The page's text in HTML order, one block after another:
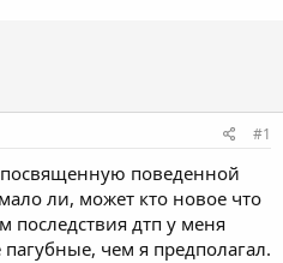
#1
поведенной
ли, может кто новое что
последствия дтп у меня
чем я предполагал.